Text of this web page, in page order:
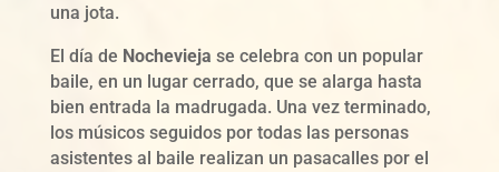
una jota.
El día de Nochevieja se celebra con un popular
baile, en un lugar cerrado, que se alarga hasta
bien entrada la madrugada. Una vez terminado,
los músicos seguidos por todas las personas
asistentes al baile realizan un pasacalles por el